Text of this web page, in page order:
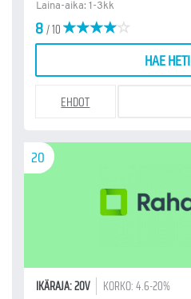
Laina-aika: 1-3kk
8/ 10
HAE HETI
EHDOT
20
IKÄRAJA: 20V KORKO: 4.6-20%